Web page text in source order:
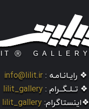
❖ رایـانـامـه : info@lilit.ir
❖ تــلــگــرام : lilit_gallery
❖اینستاگرام: lilit_gallery